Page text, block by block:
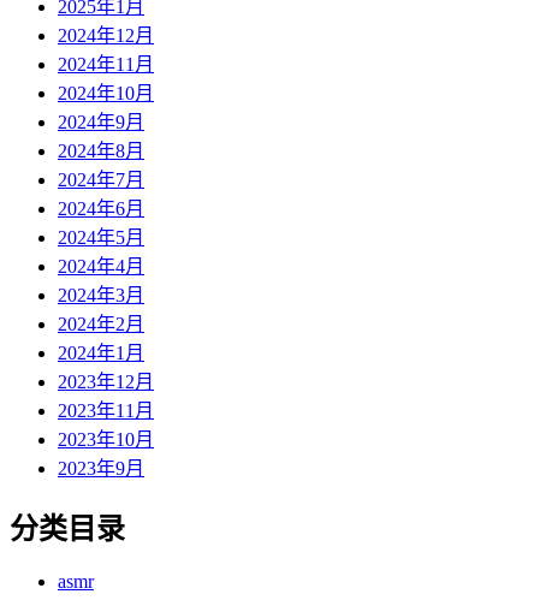
2025年1月
2024年12月
2024年11月
2024年10月
2024年9月
2024年8月
2024年7月
2024年6月
2024年5月
2024年4月
2024年3月
2024年2月
2024年1月
2023年12月
2023年11月
2023年10月
2023年9月
分类目录
asmr